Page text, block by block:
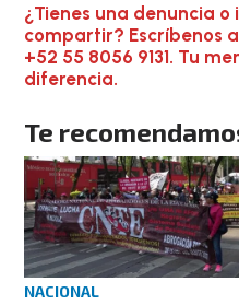
¿Tienes una denuncia
compartir? Escríbenos
+52 55 8056 9131. Tu
diferencia.
Te
NACIONAL